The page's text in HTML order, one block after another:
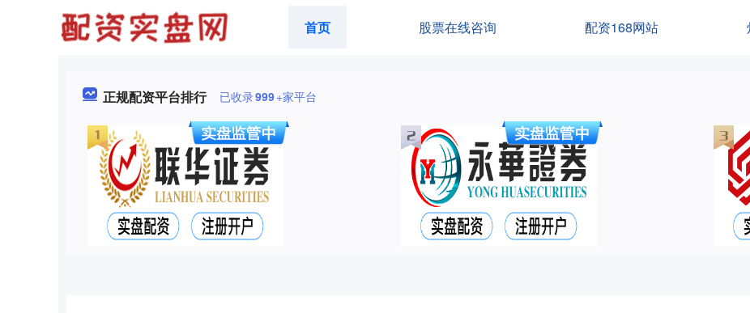
首页 股票在线咨询 配资168网站
正规配资平台排行 已收录999+家平台